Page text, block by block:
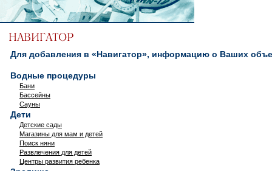
Для добавления в «Навигатор», информацию о Ваших
Водные процедуры
Бани
Бассейны
Сауны
Дети
Детские сады
Магазины для мам и детей
Поиск няни
Развлечения для детей
Центры развития ребенка